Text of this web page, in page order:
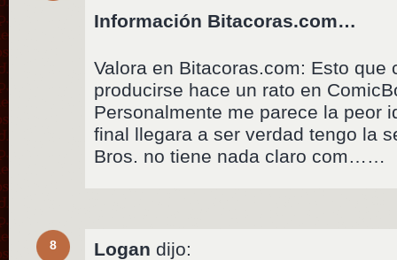
Información Bitacoras.com…
Valora en Bitacoras.com: Esto que
producirse hace un rato en
Personalmente me parece la peor
final llegara a ser verdad tengo la
Bros. no tiene nada claro com……
8 Logan dijo: